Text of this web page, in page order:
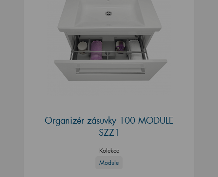
Organizér zásuvky 100 MODULE
SZZ1
Kolekce
Module